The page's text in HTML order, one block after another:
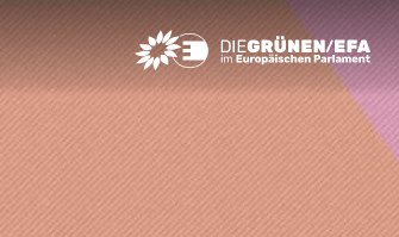
Greens/EFA Home